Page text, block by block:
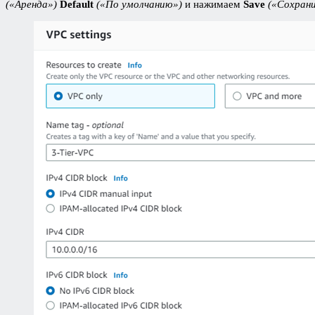
(«Аренда») Default («По умолчанию») и нажимаем Save